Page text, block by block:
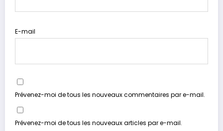
E-mail
Prévenez-moi de tous les nouveaux commentaires par e-mail.
Prévenez-moi de tous les nouveaux articles par e-mail.